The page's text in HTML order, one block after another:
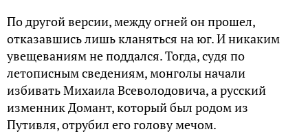
По другой версии, между огней он прошел,
отказавшись лишь кланяться на юг. И никаким
увещеваниям не поддался. Тогда, судя по
летописным сведениям, монголы начали
избивать Михаила Всеволодовича, а русский
изменник Домант, который был родом из
Путивля, отрубил его голову мечом.